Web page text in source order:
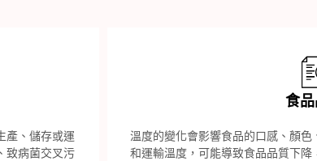
產、儲存或運
致病菌交叉污
食
溫度的變化會影響食品的口感、顏
和運輸溫度，可能導致食品品質下